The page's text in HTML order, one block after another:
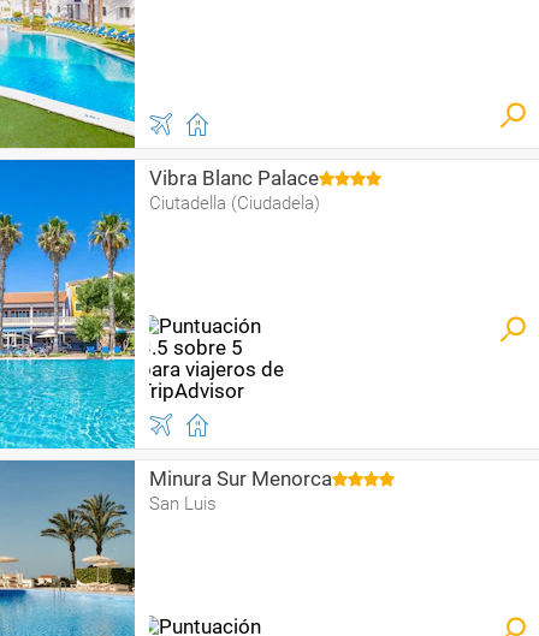
Vibra Blanc Palace
Ciutadella (Ciudadela)
Minura Sur Menorca
San Luis